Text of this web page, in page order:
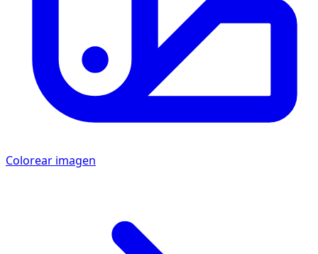
Colorear imagen